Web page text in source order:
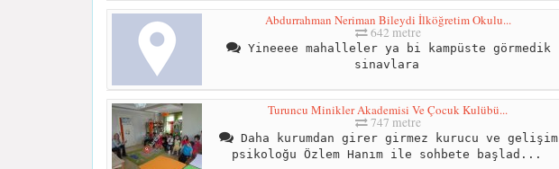
Abdurrahman Neriman Bileydi İlköğretim Okulu...
642 metre
Yineeee mahalleler ya bi kampüste görmedik
sinavlara
Turuncu Minikler Akademisi Ve Çocuk Kulübü...
747 metre
Daha kurumdan girer girmez kurucu ve gelişim
psikoloğu Özlem Hanım ile sohbete başlad...